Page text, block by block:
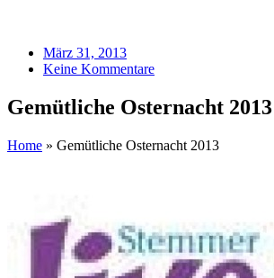
März 31, 2013
Keine Kommentare
Gemütliche Osternacht 2013
Home » Gemütliche Osternacht 2013